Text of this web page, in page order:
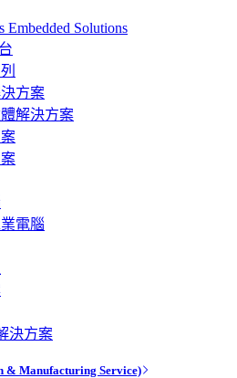
Embedded Solutions
方案
解決方案
電腦
決方案
& Manufacturing Service)